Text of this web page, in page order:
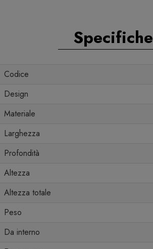
Specifiche
Codice
Design
Materiale
Larghezza
Profondità
Altezza
Altezza totale
Peso
Da interno